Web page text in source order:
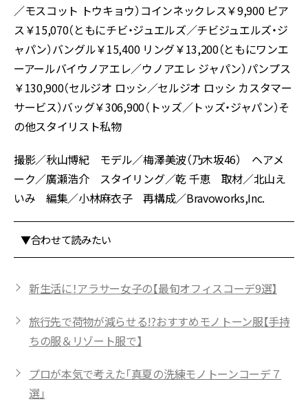
／モスコット トウキョウ）コインネックレス￥9,900 ピア
ス￥15,070（ともにチビ・ジュエルズ／チビジュエルズ・ジ
ャパン）バングル￥15,400 リング￥13,200（ともにワンエ
ーアールバイウノアエレ／ウノアエレ ジャパン）パンプス
￥130,900（セルジオ ロッシ／セルジオ ロッシ カスタマー
サービス）バッグ￥306,900（トッズ／トッズ・ジャパン）そ
の他スタイリスト私物
撮影／秋山博紀 モデル／梅澤美波（乃木坂46） ヘアメ
ーク／廣瀬浩介 スタイリング／乾 千恵 取材／北山え
いみ 編集／小林麻衣子 再構成／Bravoworks,Inc.
▼合わせて読みたい
新生活に！アラサー女子の【最旬オフィスコーデ9選】
旅行先で荷物が減らせる!?おすすめモノトーン服【手持
ちの服＆リゾート服で】
プロが本気で考えた「真夏の洗練モノトーンコーデ７
選」